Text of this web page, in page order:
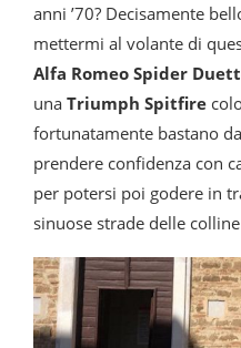
anni ’70? Decisamente
mettermi al volante di
Alfa Romeo Spider
una Triumph Spitfire
fortunatamente bastano
prendere confidenza con
per potersi poi godere in
sinuose strade delle